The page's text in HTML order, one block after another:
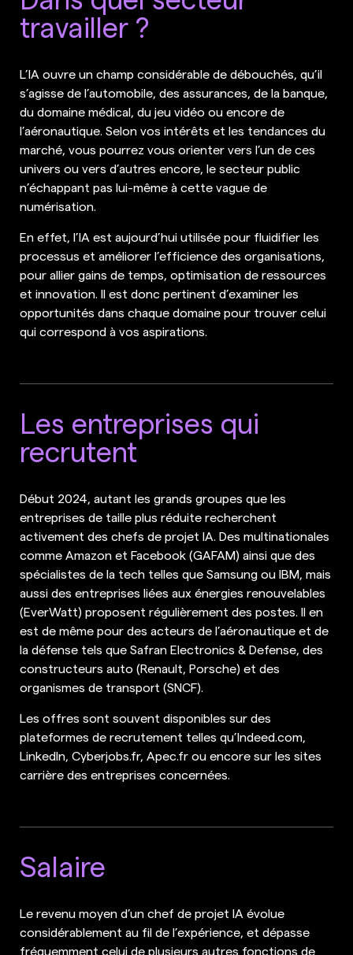
travailler ?
L’IA ouvre un champ considérable de débouchés, qu’il
s’agisse de l’automobile, des assurances, de la banque,
du domaine médical, du jeu vidéo ou encore de
l’aéronautique. Selon vos intérêts et les tendances du
marché, vous pourrez vous orienter vers l’un de ces
univers ou vers d’autres encore, le secteur public
n’échappant pas lui-même à cette vague de
numérisation.
En effet, l’IA est aujourd’hui utilisée pour fluidifier les
processus et améliorer l’efficience des organisations,
pour allier gains de temps, optimisation de ressources
et innovation. Il est donc pertinent d’examiner les
opportunités dans chaque domaine pour trouver celui
qui correspond à vos aspirations.
Les entreprises qui
recrutent
Début 2024, autant les grands groupes que les
entreprises de taille plus réduite recherchent
activement des chefs de projet IA. Des multinationales
comme Amazon et Facebook (GAFAM) ainsi que des
spécialistes de la tech telles que Samsung ou IBM, mais
aussi des entreprises liées aux énergies renouvelables
(EverWatt) proposent régulièrement des postes. Il en
est de même pour des acteurs de l’aéronautique et de
la défense tels que Safran Electronics & Defense, des
constructeurs auto (Renault, Porsche) et des
organismes de transport (SNCF).
Les offres sont souvent disponibles sur des
plateformes de recrutement telles qu’Indeed.com,
LinkedIn, Cyberjobs.fr, Apec.fr ou encore sur les sites
carrière des entreprises concernées.
Salaire
Le revenu moyen d’un chef de projet IA évolue
considérablement au fil de l’expérience, et dépasse
fréquemment celui de plusieurs autres fonctions de